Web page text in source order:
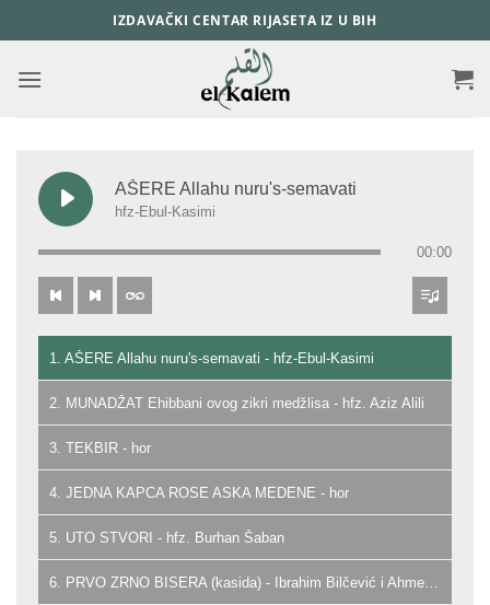
to
content
IZDAVAČKI CENTAR RIJASETA IZ U BIH
AŠERE Allahu nuru's-semavati
hfz-Ebul-Kasimi
00:00
1. AŠERE Allahu nuru's-semavati - hfz-Ebul-Kasimi
2. MUNADŽAT Ehibbani ovog zikri medžlisa - hfz. Aziz Alili
3. TEKBIR - hor
4. JEDNA KAPCA ROSE ASKA MEDENE - hor
5. UTO STVORI - hfz. Burhan Šaban